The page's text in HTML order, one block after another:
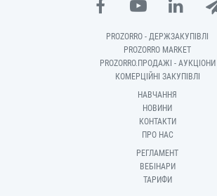
PROZORRO - ДЕРЖЗАКУПІВЛІ
PROZORRO MARKET
PROZORRO.ПРОДАЖІ - АУКЦІОНИ
КОМЕРЦІЙНІ ЗАКУПІВЛІ
НАВЧАННЯ
НОВИНИ
КОНТАКТИ
ПРО НАС
РЕГЛАМЕНТ
ВЕБІНАРИ
ТАРИФИ